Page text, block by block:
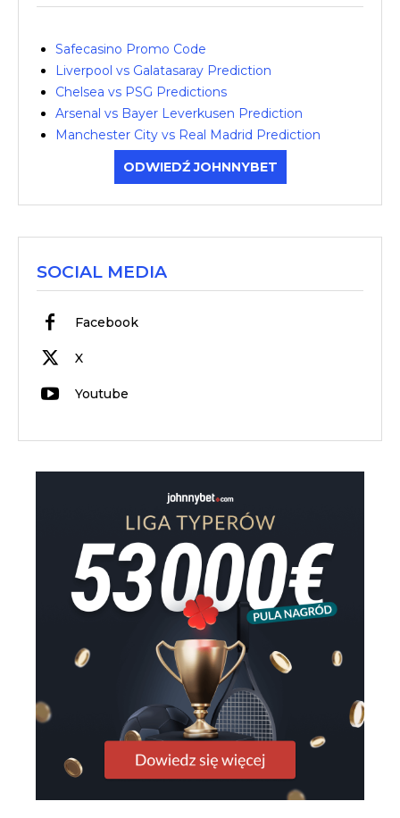
Safecasino Promo Code
Liverpool vs Galatasaray Prediction
Chelsea vs PSG Predictions
Arsenal vs Bayer Leverkusen Prediction
Manchester City vs Real Madrid Prediction
ODWIEDŹ JOHNNYBET
SOCIAL MEDIA
Facebook
X
Youtube